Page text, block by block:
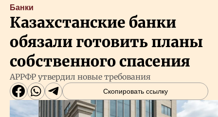
Банки
Казахстанские банки
обязали готовить планы
собственного спасения
АРРФР утвердил новые требования
Скопировать ссылку